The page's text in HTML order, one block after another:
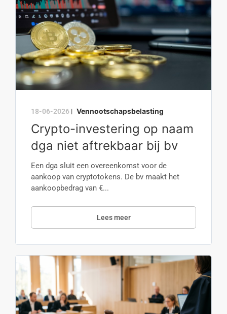
18-06-2026 | Vennootschapsbelasting
Crypto-investering op naam
dga niet aftrekbaar bij bv
Een dga sluit een overeenkomst voor de
aankoop van cryptotokens. De bv maakt het
aankoopbedrag van €...
Lees meer